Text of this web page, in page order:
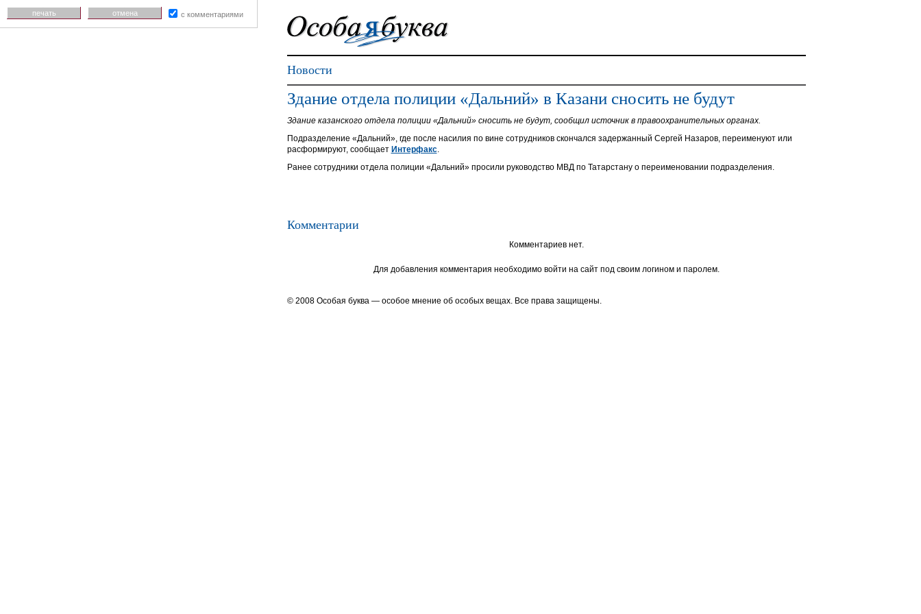
Новости
Здание отдела полиции «Дальний» в Казани сносить не будут
Здание казанского отдела полиции «Дальний» сносить не будут, сообщил источник в правоохранительных органах.
Подразделение «Дальний», где после насилия по вине сотрудников скончался задержанный Сергей Назаров, переименуют или
расформируют, сообщает Интерфакс.
Ранее сотрудники отдела полиции «Дальний» просили руководство МВД по Татарстану о переименовании подразделения.
Комментарии
Комментариев нет.
Для добавления комментария необходимо войти на сайт под своим логином и паролем.
© 2008 Особая буква — особое мнение об особых вещах. Все права защищены.
печать отмена с комментариями